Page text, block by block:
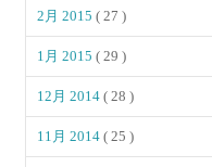
2月 2015( 27 )
1月 2015( 29 )
12月 2014( 28 )
11月 2014( 25 )